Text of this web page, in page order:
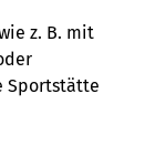
z. B. mit
Sportstätte